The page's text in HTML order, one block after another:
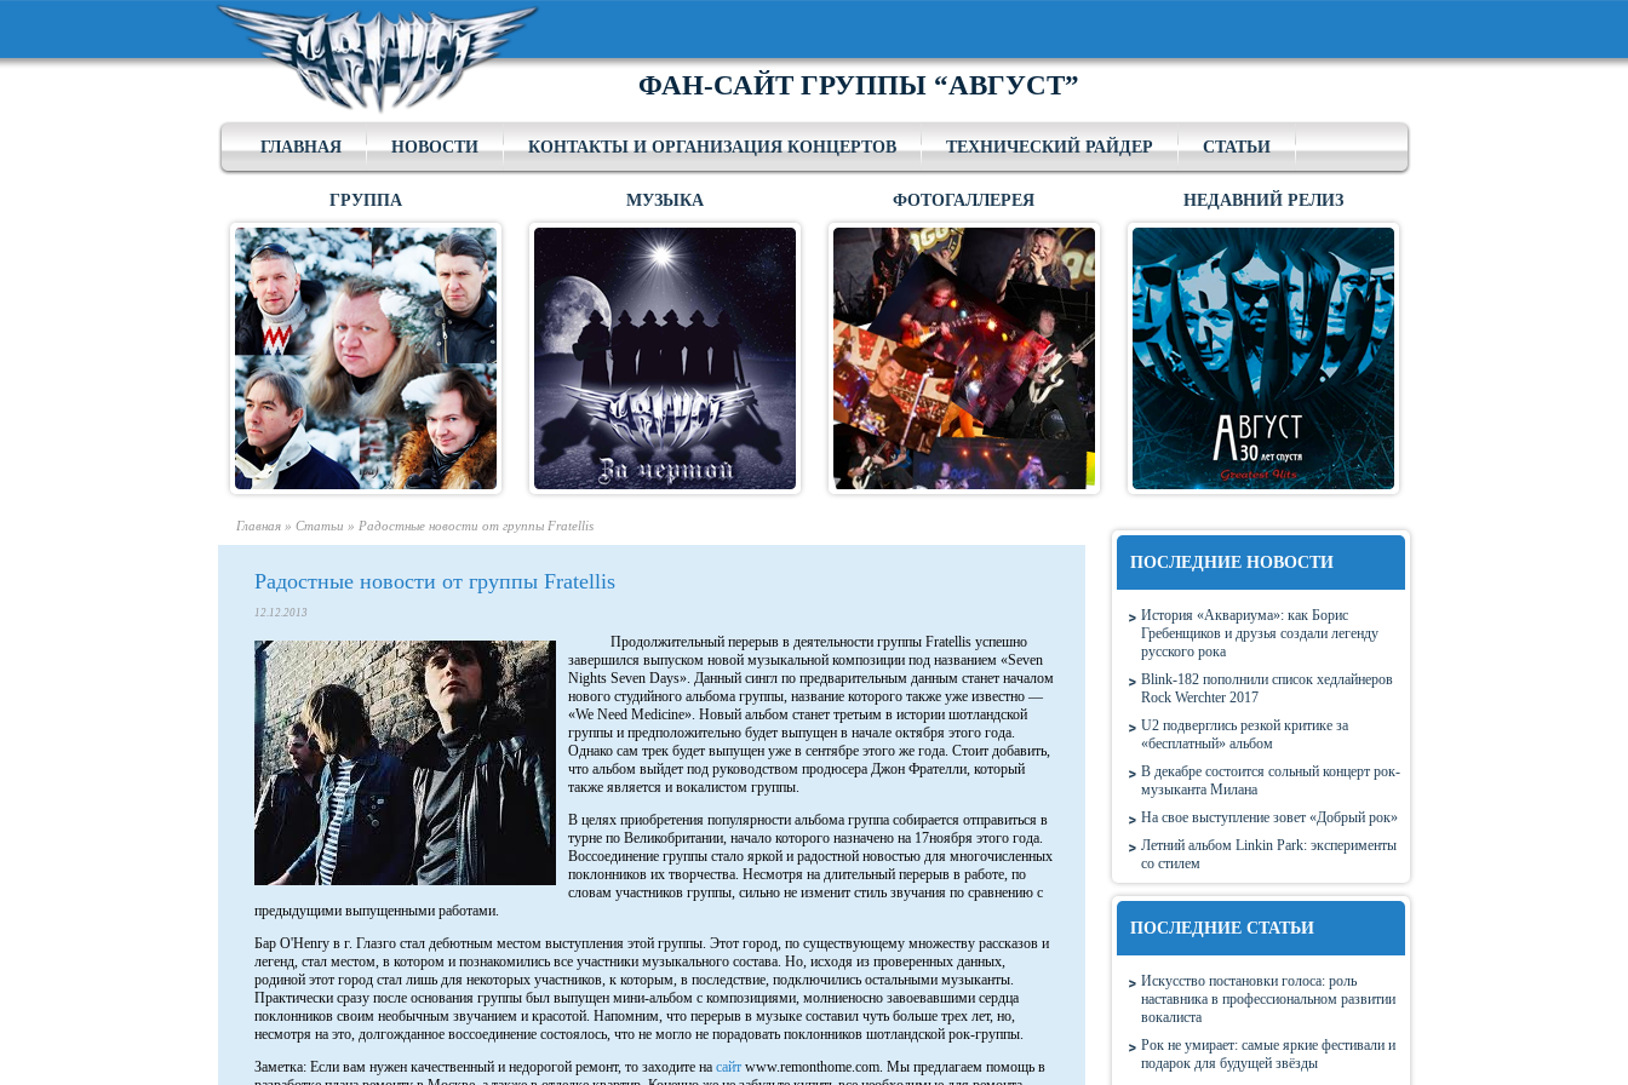
ФАН-САЙТ ГРУППЫ “АВГУСТ”
ГЛАВНАЯ НОВОСТИ КОНТАКТЫ И ОРГАНИЗАЦИЯ КОНЦЕРТОВ ТЕХНИЧЕСКИЙ РАЙДЕР СТАТЬИ
ГРУППА МУЗЫКА ФОТОГАЛЛЕРЕЯ НЕДАВНИЙ РЕЛИЗ
Главная » Статьи » Радостные новости от группы Fratellis
Радостные новости от группы Fratellis
12.12.2013
Продолжительный перерыв в деятельности группы Fratellis успешно
завершился выпуском новой музыкальной композиции под названием «Seven
Nights Seven Days». Данный сингл по предварительным данным станет началом
нового студийного альбома группы, название которого также уже известно —
«We Need Medicine». Новый альбом станет третьим в истории шотландской
группы и предположительно будет выпущен в начале октября этого года.
Однако сам трек будет выпущен уже в сентябре этого же года. Стоит добавить,
что альбом выйдет под руководством продюсера Джон Фрателли, который
также является и вокалистом группы.
В целях приобретения популярности альбома группа собирается отправиться в
турне по Великобритании, начало которого назначено на 17ноября этого года.
Воссоединение группы стало яркой и радостной новостью для многочисленных
поклонников их творчества. Несмотря на длительный перерыв в работе, по
словам участников группы, сильно не изменит стиль звучания по сравнению с
предыдущими выпущенными работами.
Бар O'Henry в г. Глазго стал дебютным местом выступления этой группы. Этот город, по существующему множеству рассказов и
легенд, стал местом, в котором и познакомились все участники музыкального состава. Но, исходя из проверенных данных,
родиной этот город стал лишь для некоторых участников, к которым, в последствие, подключились остальными музыканты.
Практически сразу после основания группы был выпущен мини-альбом с композициями, молниеносно завоевавшими сердца
поклонников своим необычным звучанием и красотой. Напомним, что перерыв в музыке составил чуть больше трех лет, но,
несмотря на это, долгожданное воссоединение состоялось, что не могло не порадовать поклонников шотландской рок-группы.
Заметка: Если вам нужен качественный и недорогой ремонт, то заходите на сайт www.remonthome.com. Мы предлагаем помощь в
ПОСЛЕДНИЕ НОВОСТИ
История «Аквариума»: как Борис
Гребенщиков и друзья создали легенду
русского рока
Blink-182 пополнили список хедлайнеров
Rock Werchter 2017
U2 подверглись резкой критике за
«бесплатный» альбом
В декабре состоится сольный концерт рок-
музыканта Милана
На свое выступление зовет «Добрый рок»
Летний альбом Linkin Park: эксперименты
со стилем
ПОСЛЕДНИЕ СТАТЬИ
Искусство постановки голоса: роль
наставника в профессиональном развитии
вокалиста
Рок не умирает: самые яркие фестивали и
подарок для будущей звёзды